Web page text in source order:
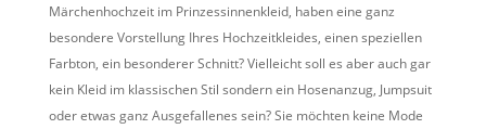
Märchenhochzeit im Prinzessinnenkleid, haben eine ganz
besondere Vorstellung Ihres Hochzeitkleides, einen speziellen
Farbton, ein besonderer Schnitt? Vielleicht soll es aber auch gar
kein Kleid im klassischen Stil sondern ein Hosenanzug, Jumpsuit
oder etwas ganz Ausgefallenes sein? Sie möchten keine Mode